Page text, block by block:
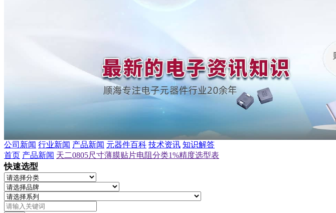
公司新闻 行业新闻 产品新闻 元器件百科 技术资讯 知识解答
首页 产品新闻 天二0805尺寸薄膜贴片电阻分类1%精度选型表
快速选型